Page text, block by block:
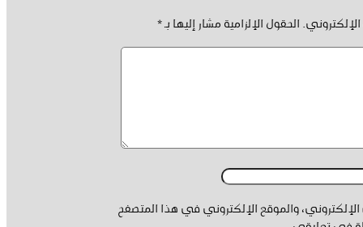
الحقول الإلزامية مشار إليها بـ*
والموقع الإلكتروني في هذا المتصفح